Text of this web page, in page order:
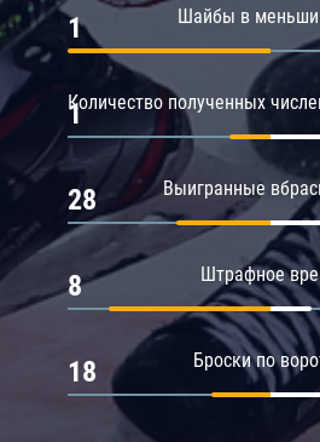
Шайбы в
1
Количество полученных
1
Выигранные
28
Штрафное
8
Броски по
18